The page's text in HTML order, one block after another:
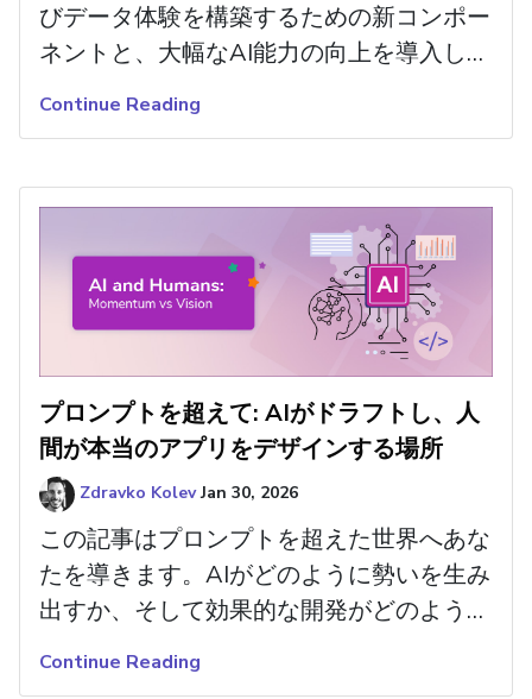
びデータ体験を構築するための新コンポー
ネントと、大幅なAI能力の向上を導入しま
した。ぜひ試してみてください。
Continue Reading
プロンプトを超えて: AIがドラフトし、人
間が本当のアプリをデザインする場所
Zdravko Kolev Jan 30, 2026
この記事はプロンプトを超えた世界へあな
たを導きます。AIがどのように勢いを生み
出すか、そして効果的な開発がどのように
Continue Reading